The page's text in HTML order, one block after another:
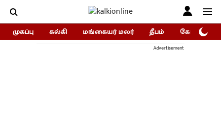
முகப்பு கல்கி மங்கையர் மலர் தீபம் கோகுலம்/
Advertisement